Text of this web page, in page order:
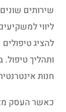
שירותים
ליווי
להציג
ותהליך
חנות
כאשר העסק